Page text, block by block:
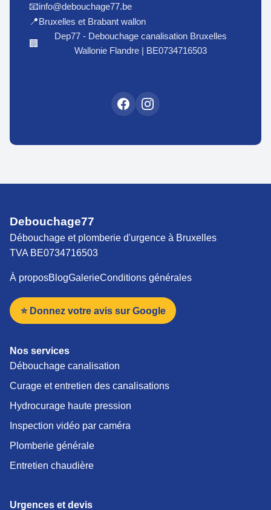
📧info@debouchage77.be
📍Bruxelles et Brabant wallon
🏢
Dep77 - Debouchage canalisation Bruxelles
Wallonie Flandre | BE0734716503
Debouchage77
Débouchage et plomberie d'urgence à Bruxelles
TVA BE0734716503
À proposBlogGalerieConditions générales
⭐ Donnez votre avis sur Google
Nos services
Débouchage canalisation
Curage et entretien des canalisations
Hydrocurage haute pression
Inspection vidéo par caméra
Plomberie générale
Entretien chaudière
Urgences et devis